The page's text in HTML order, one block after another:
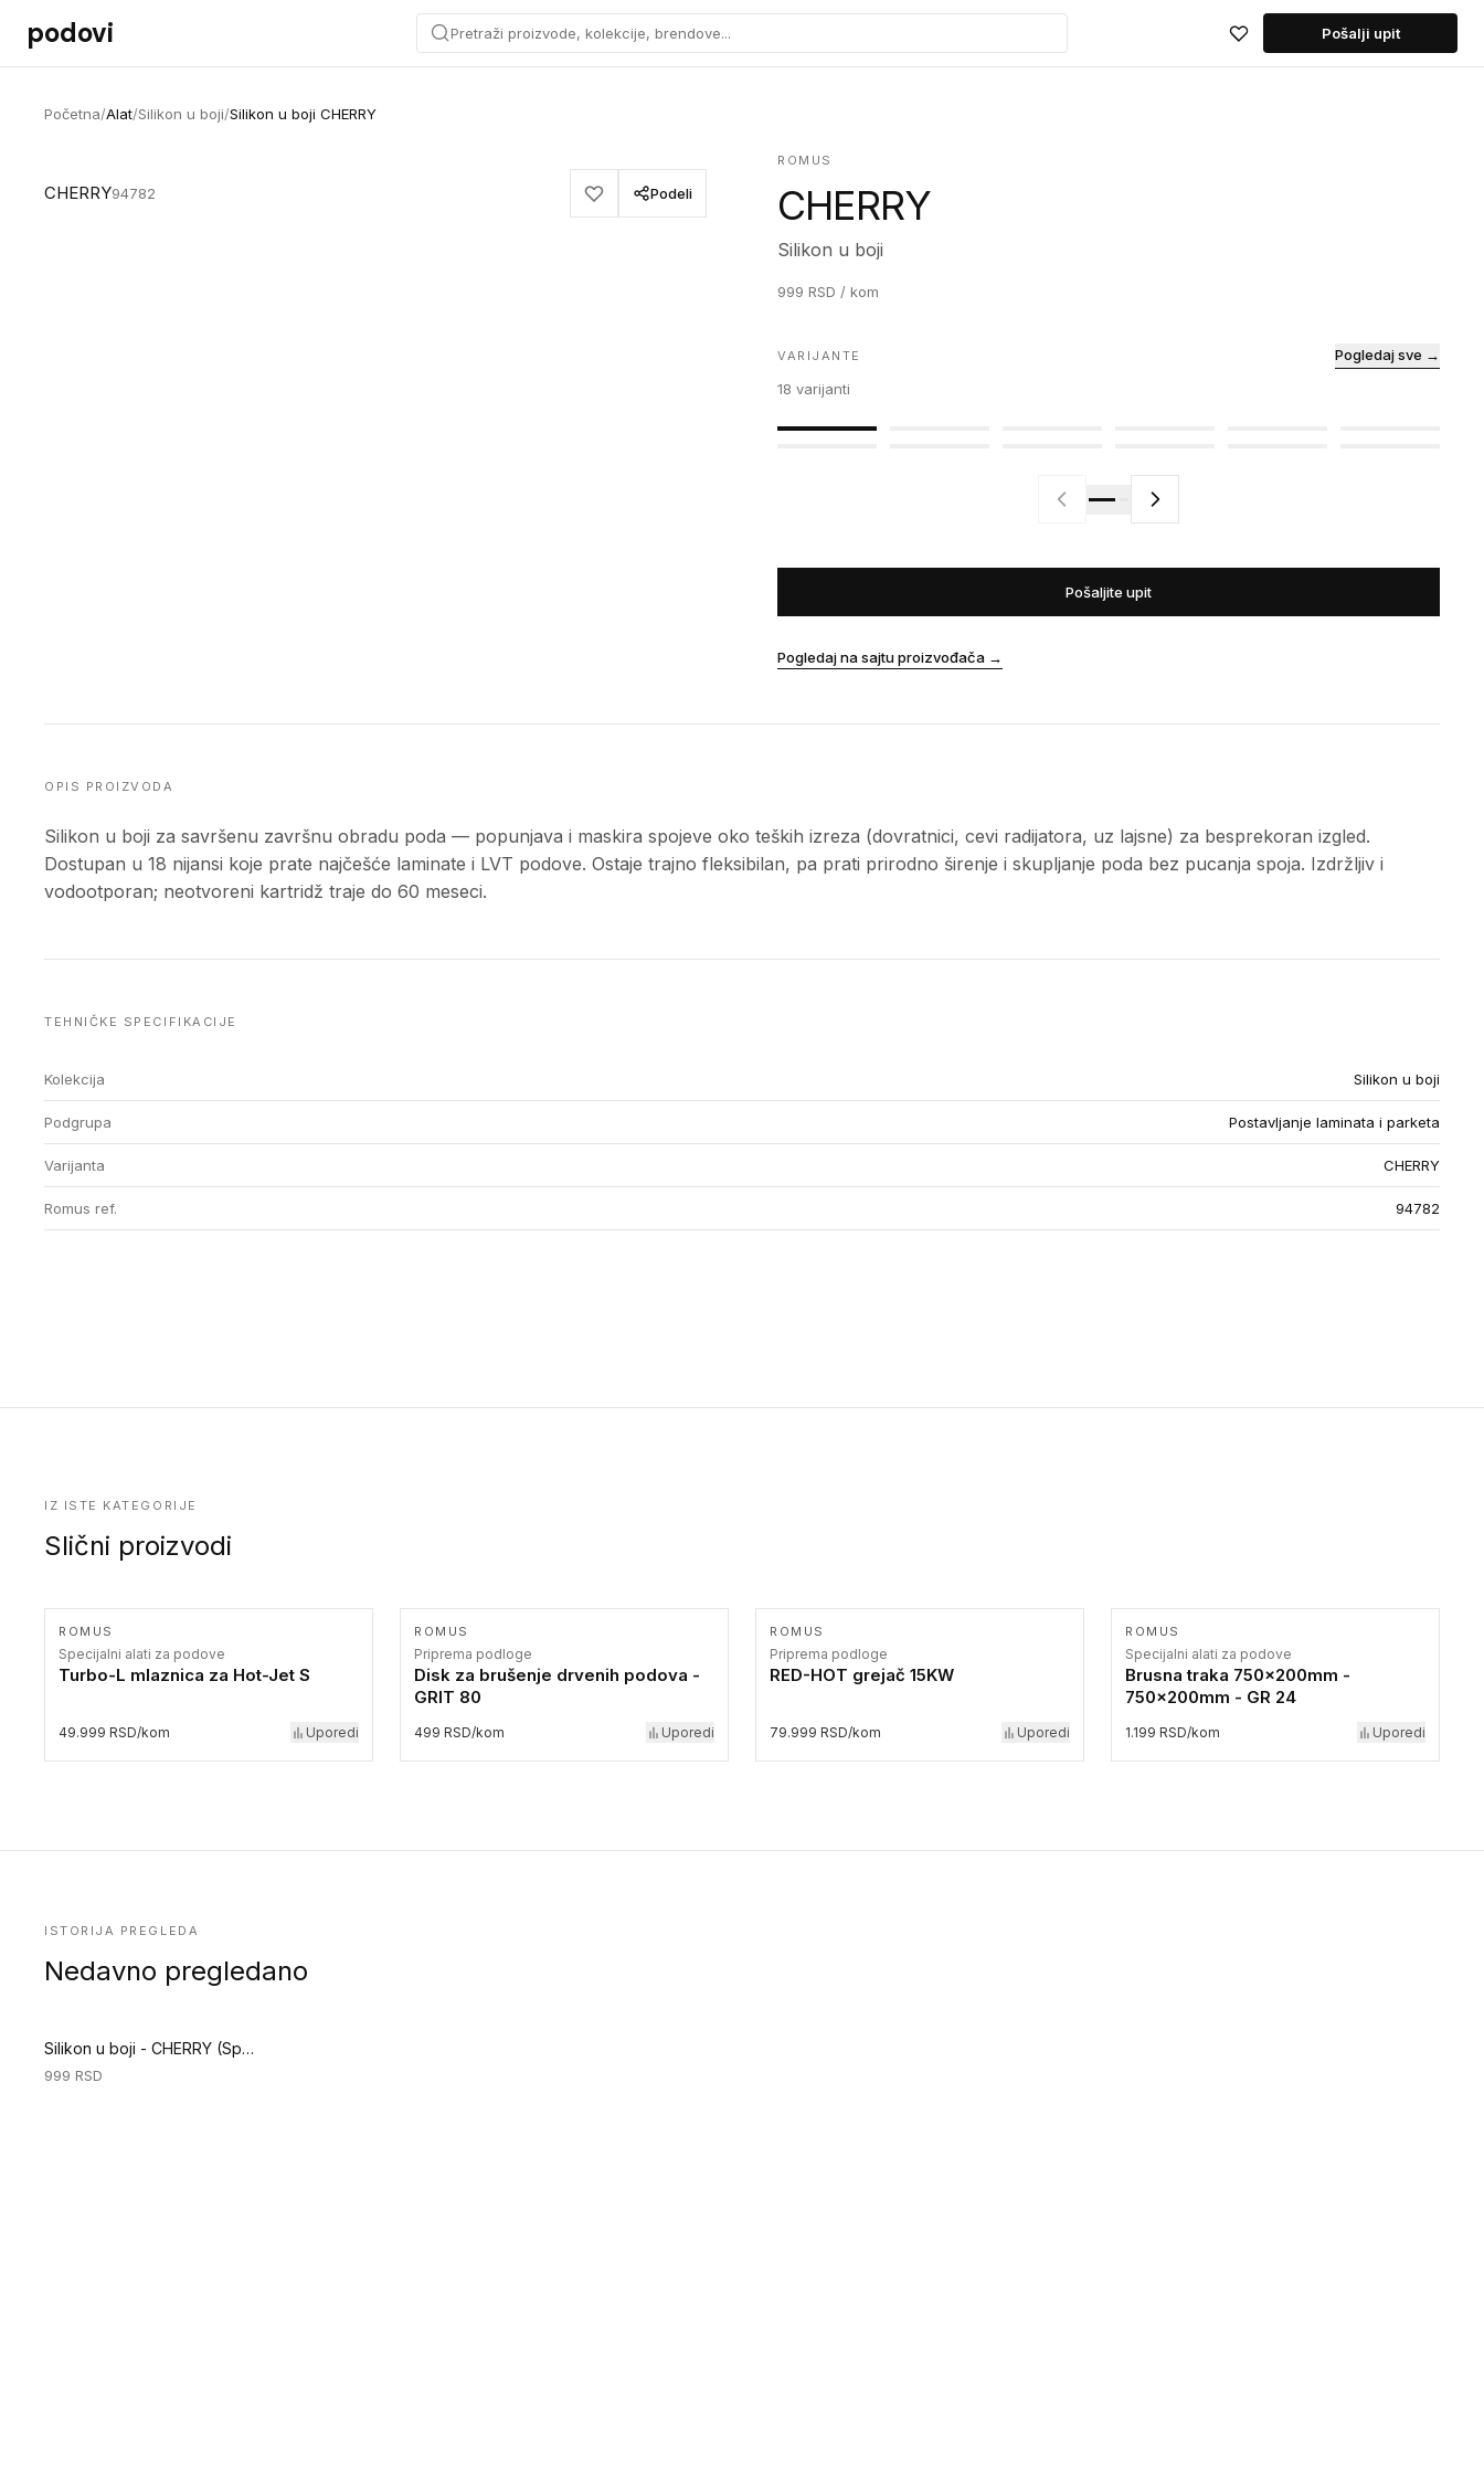
Preskoči na sadržaj
podovi Pretraži proizvode, kolekcije, brendove... Pošalji upit
Početna/Alat/Silikon u boji/Silikon u boji CHERRY
CHERRY94782 Podeli
ROMUS
CHERRY
Silikon u boji
999 RSD / kom
VARIJANTE
18 varijanti
Pogledaj sve →
Pošaljite upit
Pogledaj na sajtu proizvođača →
OPIS PROIZVODA
Silikon u boji za savršenu završnu obradu poda — popunjava i maskira spojeve oko teških izreza (dovratnici, cevi radijatora, uz lajsne) za besprekoran izgled.
Dostupan u 18 nijansi koje prate najčešće laminate i LVT podove. Ostaje trajno fleksibilan, pa prati prirodno širenje i skupljanje poda bez pucanja spoja. Izdržljiv i
vodootporan; neotvoreni kartridž traje do 60 meseci.
TEHNIČKE SPECIFIKACIJE
Kolekcija Silikon u boji
Podgrupa Postavljanje laminata i parketa
Varijanta CHERRY
Romus ref. 94782
IZ ISTE KATEGORIJE
Slični proizvodi
ROMUS
Specijalni alati za podove
Turbo-L mlaznica za Hot-Jet S
49.999 RSD/kom Uporedi
ROMUS
Priprema podloge
Disk za brušenje drvenih podova -
GRIT 80
499 RSD/kom Uporedi
ROMUS
Priprema podloge
RED-HOT grejač 15KW
79.999 RSD/kom Uporedi
ROMUS
Specijalni alati za podove
Brusna traka 750x200mm -
750x200mm - GR 24
1.199 RSD/kom Uporedi
ISTORIJA PREGLEDA
Nedavno pregledano
Silikon u boji - CHERRY (Specijalni alati za podove)
999 RSD